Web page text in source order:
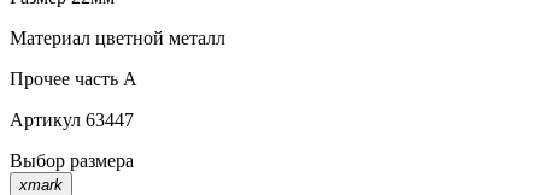
Материал цветной металл
Прочее часть A
Артикул 63447
Выбор размера
xmark